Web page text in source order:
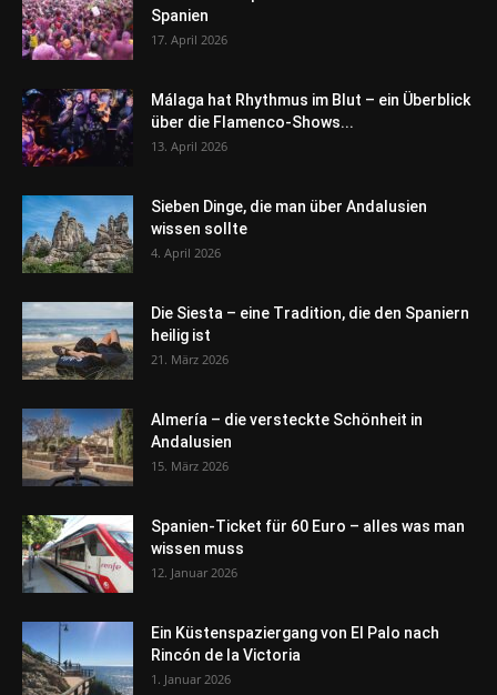
Spanien
17. April 2026
Málaga hat Rhythmus im Blut – ein Überblick
über die Flamenco-Shows...
13. April 2026
Sieben Dinge, die man über Andalusien
wissen sollte
4. April 2026
Die Siesta – eine Tradition, die den Spaniern
heilig ist
21. März 2026
Almería – die versteckte Schönheit in
Andalusien
15. März 2026
Spanien-Ticket für 60 Euro – alles was man
wissen muss
12. Januar 2026
Ein Küstenspaziergang von El Palo nach
Rincón de la Victoria
1. Januar 2026